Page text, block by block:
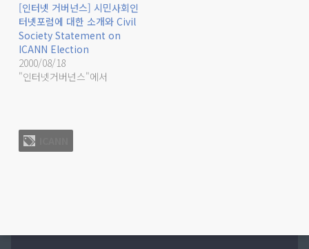
[인터넷 거버넌스] 시민사회인
터넷포럼에 대한 소개와 Civil
Society Statement on
ICANN Election
2000/08/18
"인터넷거버넌스"에서